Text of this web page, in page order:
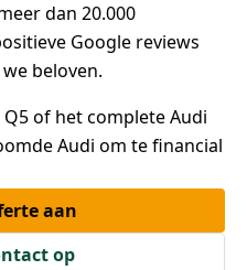
dan 20.000
Google reviews
beloven.
of het complete Audi
Audi om te financial
aan
op